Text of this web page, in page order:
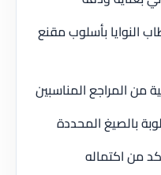
النوايا بأسلوب مقنع
من المراجع المناسبين
بالصيغ المحددة
من اكتماله